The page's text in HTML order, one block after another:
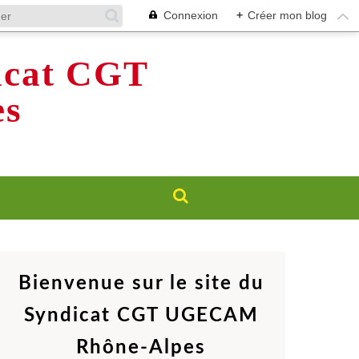
Connexion + Créer mon blog
CGT
Bienvenue sur le site du
Syndicat CGT UGECAM
Rhône-Alpes